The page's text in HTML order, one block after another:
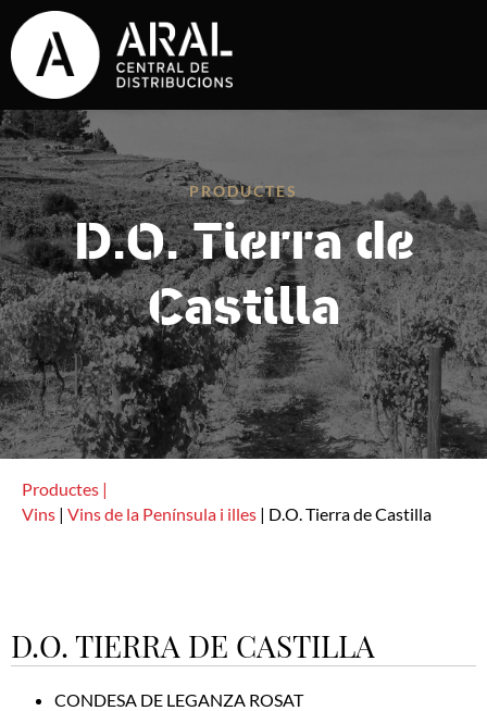
PRODUCTES
D.O. Tierra de
Castilla
Productes |
Vins | Vins de la Península i illes | D.O. Tierra de Castilla
D.O. TIERRA DE CASTILLA
CONDESA DE LEGANZA ROSAT